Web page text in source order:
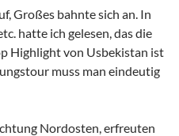
Großes bahnte sich an. In
hatte ich gelesen, das die
Highlight von Usbekistan ist
muss man eindeutig
Nordosten, erfreuten